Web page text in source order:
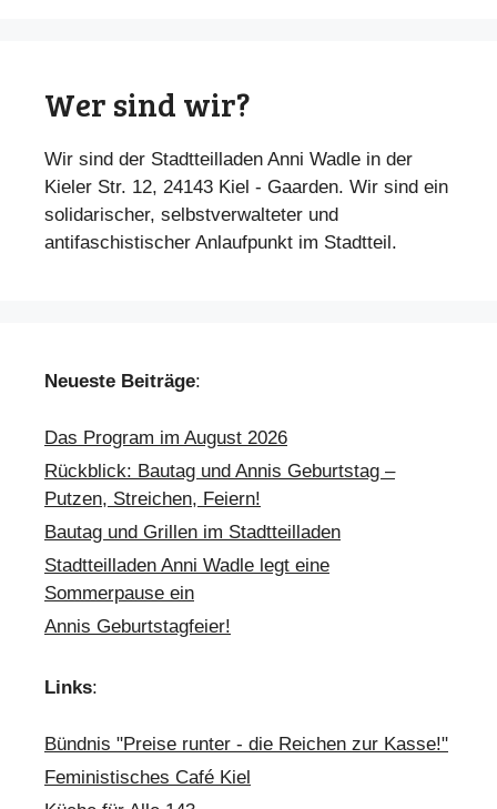
Wer sind wir?
Wir sind der Stadtteilladen Anni Wadle in der
Kieler Str. 12, 24143 Kiel - Gaarden. Wir sind ein
solidarischer, selbstverwalteter und
antifaschistischer Anlaufpunkt im Stadtteil.
Neueste Beiträge:
Das Program im August 2026
Rückblick: Bautag und Annis Geburtstag –
Putzen, Streichen, Feiern!
Bautag und Grillen im Stadtteilladen
Stadtteilladen Anni Wadle legt eine
Sommerpause ein
Annis Geburtstagfeier!
Links:
Bündnis "Preise runter - die Reichen zur Kasse!"
Feministisches Café Kiel